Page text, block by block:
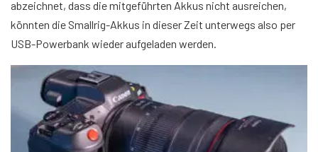
abzeichnet, dass die mitgeführten Akkus nicht ausreichen,
könnten die Smallrig-Akkus in dieser Zeit unterwegs also per
USB-Powerbank wieder aufgeladen werden.